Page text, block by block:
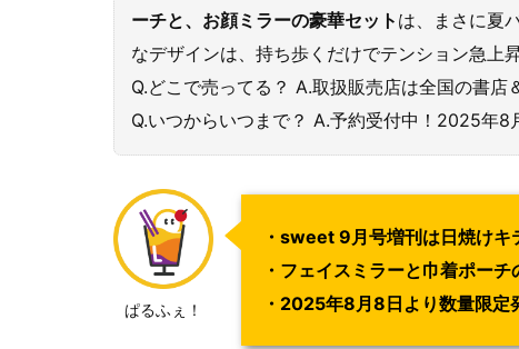
ーチと、お顔ミラーの豪華セット は、まさに夏
なデザインは、持ち歩くだけでテンション急上昇
Q.どこで売ってる？ A.取扱販売店は全国の書店
Q.いつからいつまで？ A.予約受付中！2025年8
ぱるふぇ！
・sweet 9月号増刊は日焼けキ
・フェイスミラーと巾着ポーチ
・2025年8月8日より数量限定